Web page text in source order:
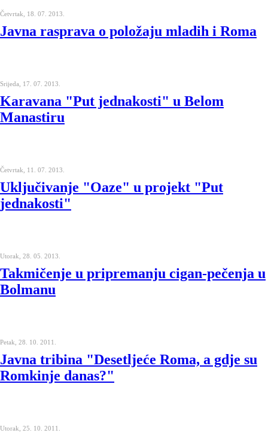
Četvrtak, 18. 07. 2013.
Javna rasprava o položaju mladih i Roma
Srijeda, 17. 07. 2013.
Karavana "Put jednakosti" u Belom
Manastiru
Četvrtak, 11. 07. 2013.
Uključivanje "Oaze" u projekt "Put
jednakosti"
Utorak, 28. 05. 2013.
Takmičenje u pripremanju cigan-pečenja u
Bolmanu
Petak, 28. 10. 2011.
Javna tribina "Desetljeće Roma, a gdje su
Romkinje danas?"
Utorak, 25. 10. 2011.